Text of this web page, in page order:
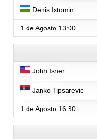
Denis Istomin
1 de Agosto 13:00
John Isner
Janko Tipsarevic
1 de Agosto 16:30